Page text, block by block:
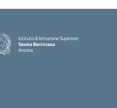
Istituto di Istruzione Superiore
Savoia Benincasa
Ancona